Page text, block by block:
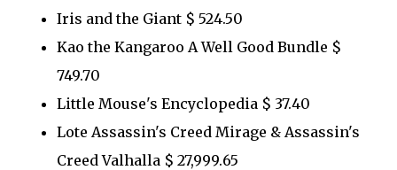
Iris and the Giant $ 524.50
Kao the Kangaroo A Well Good Bundle $
749.70
Little Mouse's Encyclopedia $ 37.40
Lote Assassin's Creed Mirage & Assassin's
Creed Valhalla $ 27,999.65